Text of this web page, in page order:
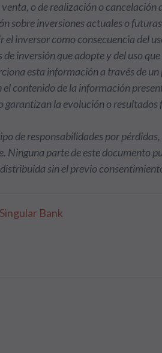
o de realización o cancelación
sobre inversiones actuales o
el inversor como consecuencia del
de inversión que adopte y del uso
esta información a través de
contenido de la información
garantizan la evolución o resultados
de responsabilidades por
Ninguna parte de este documento
sin el previo
Bank